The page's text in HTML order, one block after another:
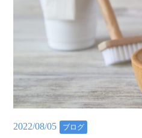
2022/08/05 ブログ